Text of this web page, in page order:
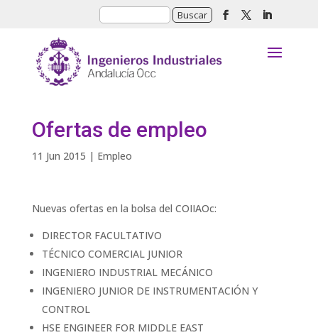
Ofertas de empleo
11 Jun 2015 | Empleo
Nuevas ofertas en la bolsa del COIIAOc:
DIRECTOR FACULTATIVO
TÉCNICO COMERCIAL JUNIOR
INGENIERO INDUSTRIAL MECÁNICO
INGENIERO JUNIOR DE INSTRUMENTACIÓN Y
CONTROL
HSE ENGINEER FOR MIDDLE EAST